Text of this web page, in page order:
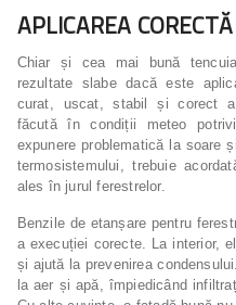
APLICAREA
Chiar și cea mai bună
rezultate slabe dacă este
curat, uscat, stabil și corect
făcută în condiții meteo
expunere problematică la soare
termosistemului, trebuie
ales în jurul ferestrelor.
Benzile de etanșare pentru
a execuției corecte. La interior,
și ajută la prevenirea
la aer și apă, împiedicând